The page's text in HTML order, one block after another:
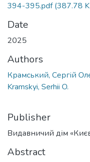
394-395.pdf(387.78
Date
2025
Authors
Крамський, Сергій
Kramskyi, Serhii O.
Publisher
Видавничий дім
Abstract